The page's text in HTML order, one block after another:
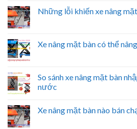
Những lỗi khiến xe nâng
Xe nâng mặt bàn có thể
So sánh xe nâng mặt bàn
nước
Xe nâng mặt bàn nào bán